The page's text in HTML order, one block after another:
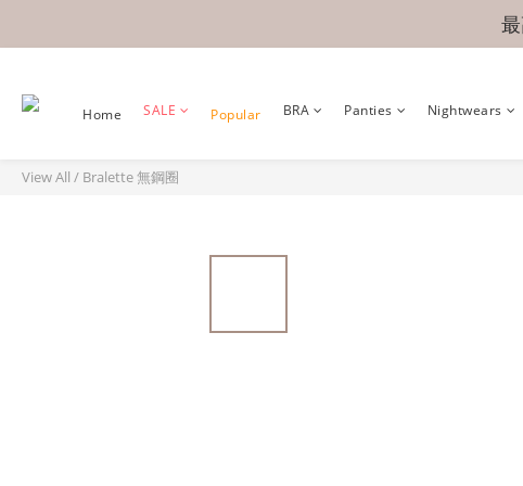
Home SALE Popular BRA Panties Nightwears
View All / Bralette 無鋼圈